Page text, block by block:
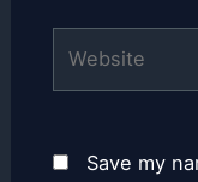
Save my